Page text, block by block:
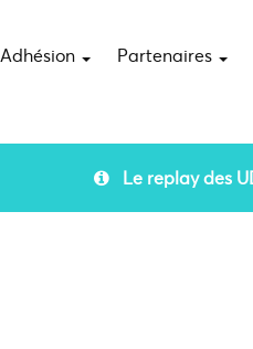
Adhésion Partenaires
Le replay des